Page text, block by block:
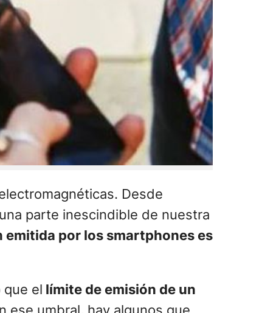
Desde
parte inescindible de nuestra
emitida por los smartphones es
que el límite de emisión de un